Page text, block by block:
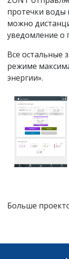
протечки воды
можно
уведомление о
Все остальные
режиме
энергии».
Больше